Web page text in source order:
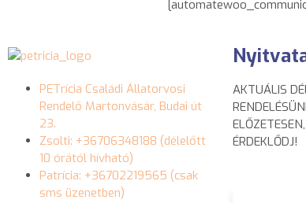
PETrícia Családi Állatorvosi
Rendelő Martonvásár, Budai út
23.
Zsolti: +36706348188 (délelőtt
10 órától hívható)
Patrícia: +36702219565 (csak
sms üzenetben)
AKTUÁLIS
ÉRDEKLŐDJ!